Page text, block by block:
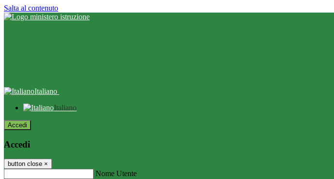
Salta al contenuto
Italiano
Italiano
Accedi
Accedi
button close ×
Nome Utente